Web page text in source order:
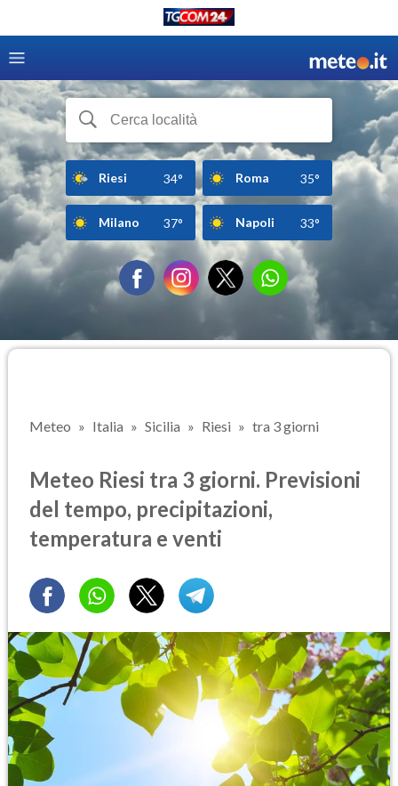
Riesi 34° Roma 35°
Milano 37° Napoli 33°
Meteo Italia Sicilia Riesi tra 3 giorni
Meteo Riesi tra 3 giorni. Previsioni
del tempo, precipitazioni,
temperatura e venti